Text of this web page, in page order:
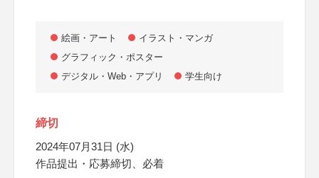
絵画・アート
イラスト・マンガ
グラフィック・ポスター
デジタル・Web・アプリ
学生向け
締切
2024年07月31日 (水)
作品提出・応募締切、必着